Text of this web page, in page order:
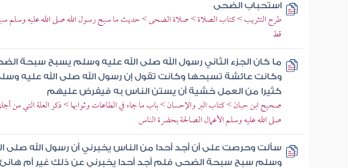
استحباب الضحى
طرح التثريب > كتاب الصلاة > صلاة الضحى > حديث ما سبح رسول الله صلى الله عليه وسلم
قط
ما كان الجزء الثاني رسول الله صلى الله عليه وسلم يسبح سبحة
وكانت عائشة تسبحها وكانت تقول إن رسول الله صلى الله عليه
كثيرا من العمل خشية أن يستن الناس به فيفرض عليهم
صحيح ابن حبان > كتاب البر والإحسان > باب ما جاء في الطاعات وثوابها > ذكر العلة التي من
صلى الله عليه وسلم الأعمال الصالحة بحضرة الناس
سألت وحرصت على أن أجد أحدا من الناس يخبرني أن رسول الله صلى
وسلم سبح سبحة الضحى فلم أجد أحدا يخبرني عن ذلك غير أم هانئ